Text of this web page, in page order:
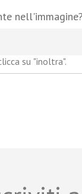
su "inoltra".